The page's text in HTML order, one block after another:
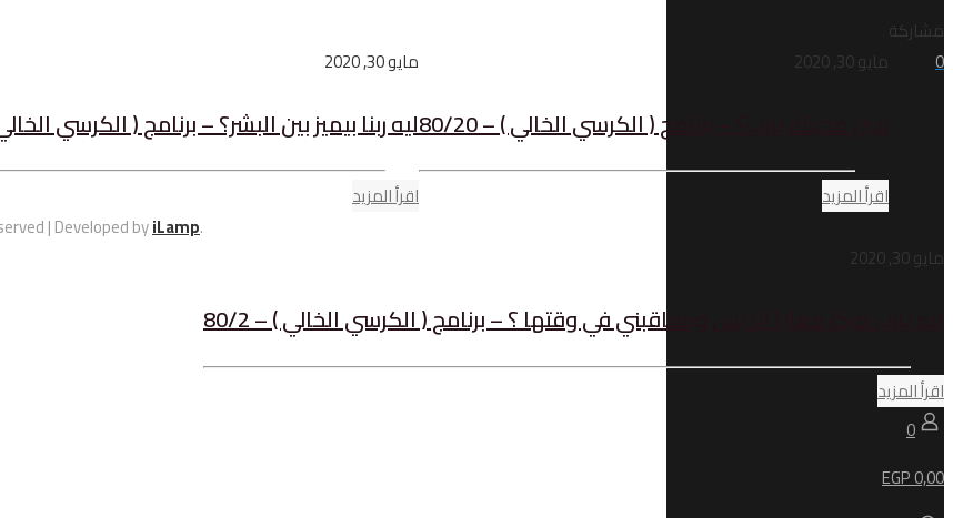
مشاركة
0
مايو 30, 2020
فين محبتك يارب؟ – برنامج ( الكرسي الخالي ) – 80/20
اقرأ المزيد
مايو 30, 2020
ليه ربنا بيميز بين البشر؟ – برنامج ( الكرسي الخالي )
اقرأ المزيد
مايو 30, 2020
ليه يارب مركز معايا انا بس وبتعاقبني في وقتها ؟ – برنامج ( الكرسي الخالي ) – 80/2
اقرأ المزيد
| Developed byiLamp.
0
0,00 EGP